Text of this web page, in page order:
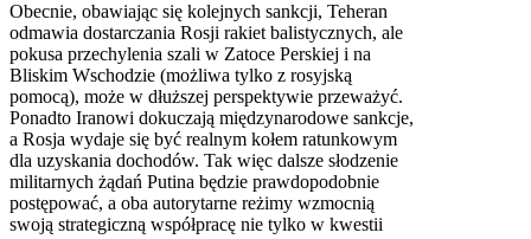
Obecnie, obawiając się kolejnych sankcji, Teheran
odmawia dostarczania Rosji rakiet balistycznych, ale
pokusa przechylenia szali w Zatoce Perskiej i na
Bliskim Wschodzie (możliwa tylko z rosyjską
pomocą), może w dłuższej perspektywie przeważyć.
Ponadto Iranowi dokuczają międzynarodowe sankcje,
a Rosja wydaje się być realnym kołem ratunkowym
dla uzyskania dochodów. Tak więc dalsze słodzenie
militarnych żądań Putina będzie prawdopodobnie
postępować, a oba autorytarne reżimy wzmocnią
swoją strategiczną współpracę nie tylko w kwestii